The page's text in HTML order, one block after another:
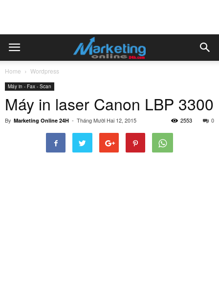
Home Wordpress
Máy in - Fax - Scan
Máy in laser Canon LBP 3300
By Marketing Online 24H - Tháng Mười Hai 12, 2015 0
2553